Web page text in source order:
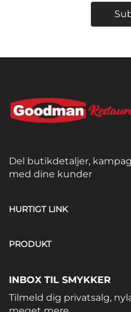
Del butikdetaljer,
med dine kunder
HURTIGT LINK
PRODUKT
INBOX TIL SMYKKER
Tilmeld dig privatsalg,